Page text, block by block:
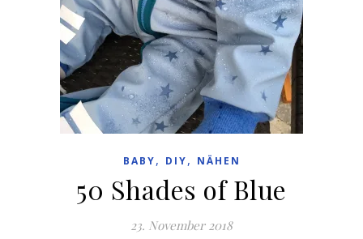
BABY, DIY, NÄHEN
50 Shades of Blue
23. November 2018